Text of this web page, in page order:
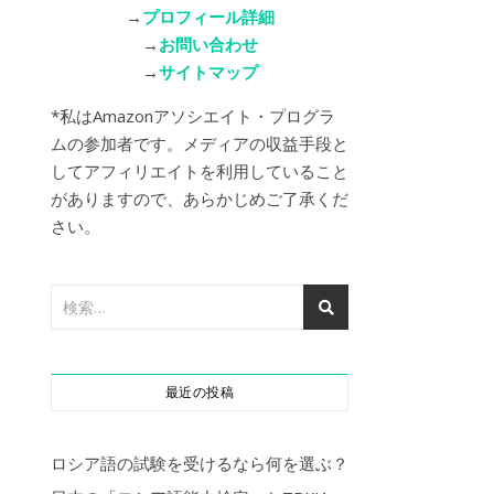
→ プロフィール詳細
→ お問い合わせ
→サイトマップ
*私はAmazonアソシエイト・プログラ
ムの参加者です。メディアの収益手段と
してアフィリエイトを利用していること
がありますので、あらかじめご了承くだ
さい。
最近の投稿
ロシア語の試験を受けるなら何を選ぶ？